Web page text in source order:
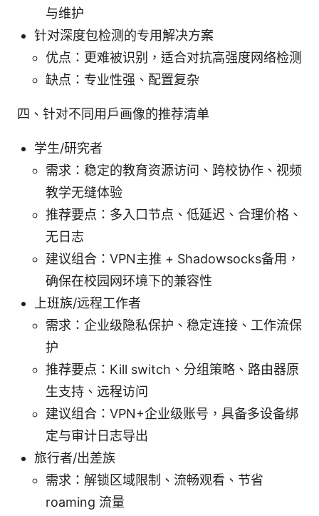
与维护
针对深度包检测的专用解决方案
优点：更难被识别，适合对抗高强度网络检测
缺点：专业性强、配置复杂
四、针对不同用户画像的推荐清单
学生/研究者
需求：稳定的教育资源访问、跨校协作、视频
教学无缝体验
推荐要点：多入口节点、低延迟、合理价格、
无日志
建议组合：VPN主推 + Shadowsocks备用，
确保在校园网环境下的兼容性
上班族/远程工作者
需求：企业级隐私保护、稳定连接、工作流保
护
推荐要点：Kill switch、分组策略、路由器原
生支持、远程访问
建议组合：VPN+企业级账号，具备多设备绑
定与审计日志导出
旅行者/出差族
需求：解锁区域限制、流畅观看、节省
roaming 流量